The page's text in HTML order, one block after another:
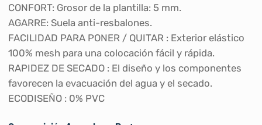
CONFORT: Grosor de la plantilla: 5 mm.
AGARRE: Suela anti-resbalones.
FACILIDAD PARA PONER / QUITAR : Exterior elástico
100% mesh para una colocación fácil y rápida.
RAPIDEZ DE SECADO : El diseño y los componentes
favorecen la evacuación del agua y el secado.
ECODISEÑO : 0% PVC